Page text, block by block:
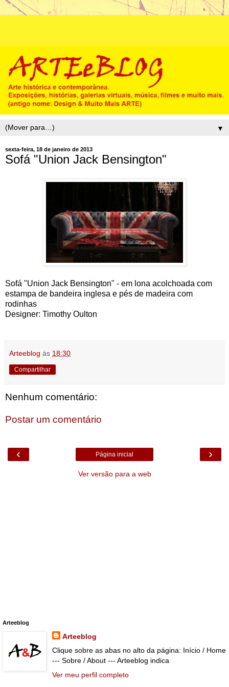
▼
sexta-feira, 18 de janeiro de 2013
Sofá "Union Jack Bensington"
Sofá "Union Jack Bensington" - em lona acolchoada com
estampa de bandeira inglesa e pés de madeira com
rodinhas
Designer: Timothy Oulton
Arteeblog às 18:30
Compartilhar
Nenhum comentário:
Postar um comentário
‹ ›
Página inicial
Ver versão para a web
Arteeblog
Arteeblog
Clique sobre as abas no alto da página: Início / Home
--- Sobre / About --- Arteeblog indica
Ver meu perfil completo